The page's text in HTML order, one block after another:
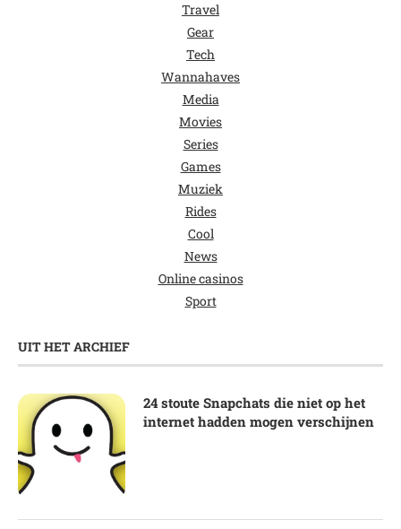
Travel
Gear
Tech
Wannahaves
Media
Movies
Series
Games
Muziek
Rides
Cool
News
Online casinos
Sport
UIT HET ARCHIEF
24 stoute Snapchats die niet op het
internet hadden mogen verschijnen